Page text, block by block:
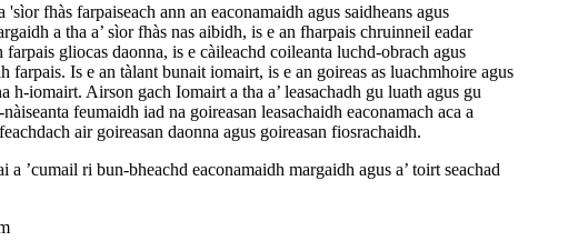
fhàs farpaiseach ann an eaconamaidh agus saidheans agus
a tha a’ sìor fhàs nas aibidh, is e an fharpais chruinneil eadar
gliocas daonna, is e càileachd coileanta luchd-obrach agus
farpais. Is e an tàlant bunait iomairt, is e an goireas as luachmhoire agus
h-iomairt. Airson gach Iomairt a tha a’ leasachadh gu luath agus gu
feumaidh iad na goireasan leasachaidh eaconamach aca a
air goireasan daonna agus goireasan fiosrachaidh.
’cumail ri bun-bheachd eaconamaidh margaidh agus a’ toirt seachad